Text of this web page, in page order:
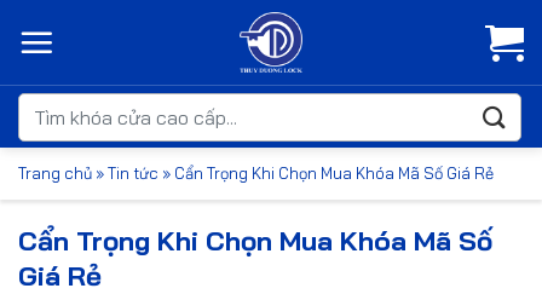
qua
dungTìm
kiếm:
Trang chủ »Tin tức » Cẩn Trọng Khi Chọn Mua Khóa Mã Số Giá Rẻ
Cẩn Trọng Khi Chọn Mua Khóa Mã Số
Giá Rẻ